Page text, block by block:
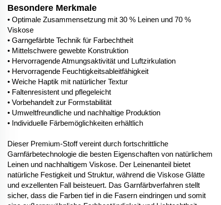
Besondere Merkmale
• Optimale Zusammensetzung mit 30 % Leinen und 70 %
Viskose
• Garngefärbte Technik für Farbechtheit
• Mittelschwere gewebte Konstruktion
• Hervorragende Atmungsaktivität und Luftzirkulation
• Hervorragende Feuchtigkeitsableitfähigkeit
• Weiche Haptik mit natürlicher Textur
• Faltenresistent und pflegeleicht
• Vorbehandelt zur Formstabilität
• Umweltfreundliche und nachhaltige Produktion
• Individuelle Färbemöglichkeiten erhältlich
Dieser Premium-Stoff vereint durch fortschrittliche
Garnfärbetechnologie die besten Eigenschaften von natürlichem
Leinen und nachhaltigem Viskose. Der Leinenanteil bietet
natürliche Festigkeit und Struktur, während die Viskose Glätte
und exzellenten Fall beisteuert. Das Garnfärbverfahren stellt
sicher, dass die Farben tief in die Fasern eindringen und somit